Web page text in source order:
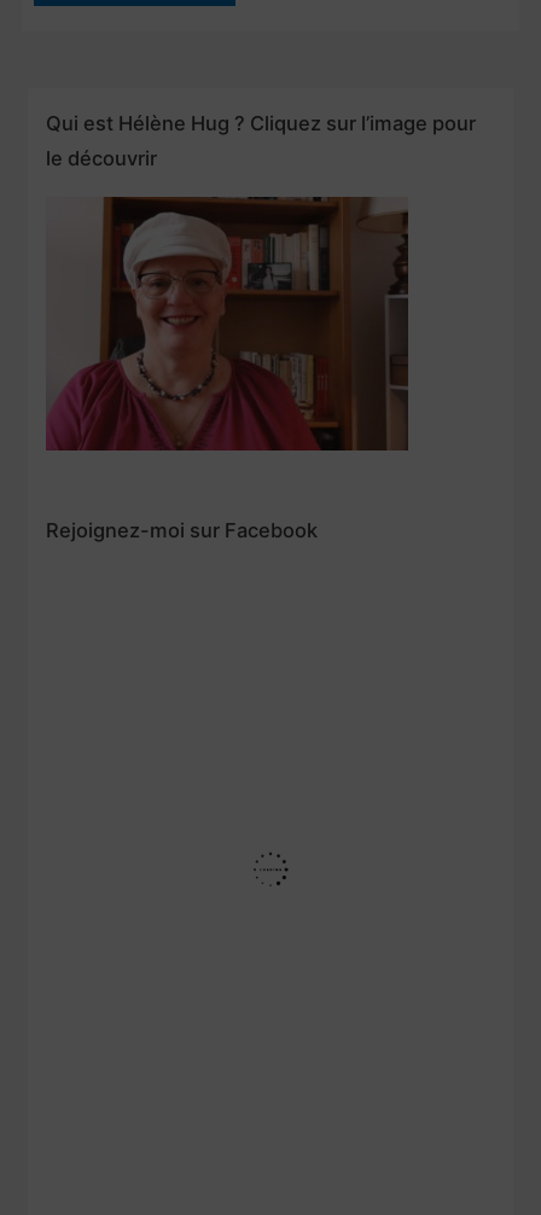
résolutions
Le
programme…
Qui est Hélène Hug ? Cliquez sur l’image pour
le découvrir
Rejoignez-moi sur Facebook